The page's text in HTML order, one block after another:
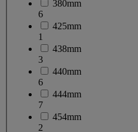
380mm
6
425mm
1
438mm
3
440mm
6
444mm
7
454mm
2